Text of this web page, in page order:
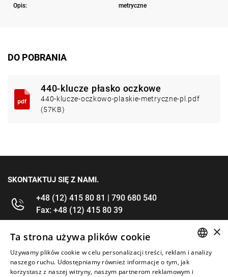
Opis: metryczne
DO POBRANIA
440-klucze płasko oczkowe
440-klucze-oczkowo-plaskie-metryczne-pl.pdf
(57KB)
SKONTAKTUJ SIĘ Z NAMI.
+48 (12) 415 80 81 | 790 680 540
Fax: +48 (12) 415 80 39
kontakt@im-narzedzia.pl
INFORMACJE
×
Ta strona używa plików cookie
Używamy plików cookie w celu personalizacji treści, reklam i analizy
naszego ruchu. Udostępniamy również informacje o tym, jak
korzystasz z naszej witryny, naszym partnerom reklamowym i